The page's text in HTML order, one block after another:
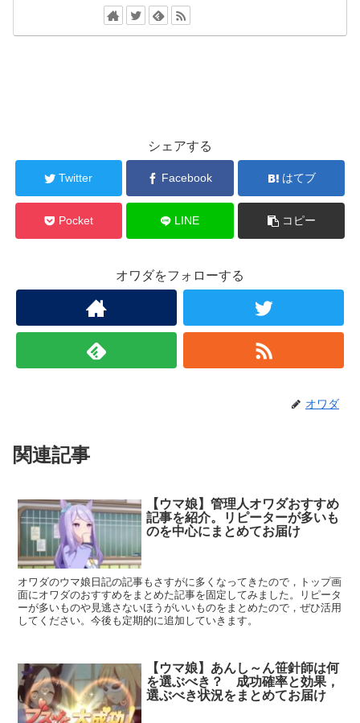
シェアする
Twitter Facebook はてブ
Pocket LINE コピー
オワダをフォローする
オワダ
関連記事
【ウマ娘】管理人オワダおすすめ
記事を紹介。リピーターが多いも
のを中心にまとめてお届け
オワダのウマ娘日記の記事もさすがに多くなってきたので，トップ画
面にオワダのおすすめをまとめた記事を固定してみました。リピータ
ーが多いものや見逃さないほうがいいものをまとめたので，ぜひ活用
してください。今後も定期的に追加していきます。
【ウマ娘】あんし～ん笹針師は何
を選ぶべき？ 成功確率と効果，
選ぶべき状況をまとめてお届け